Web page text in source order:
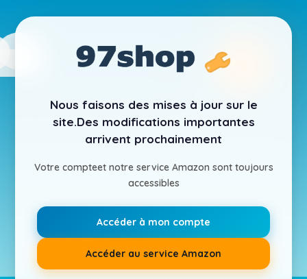
Nous faisons des mises à jour sur le
site.Des modifications importantes
arrivent prochainement
Votre compteet notre service Amazon sont toujours
accessibles
Accéder à mon compte
Accéder au service Amazon